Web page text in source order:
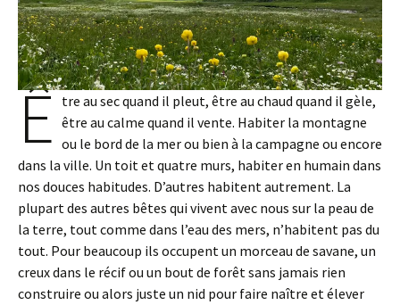
Ê tre au sec quand il pleut, être au chaud quand il gèle,
être au calme quand il vente. Habiter la montagne
ou le bord de la mer ou bien à la campagne ou encore
dans la ville. Un toit et quatre murs, habiter en humain dans
nos douces habitudes. D’autres habitent autrement. La
plupart des autres bêtes qui vivent avec nous sur la peau de
la terre, tout comme dans l’eau des mers, n’habitent pas du
tout. Pour beaucoup ils occupent un morceau de savane, un
creux dans le récif ou un bout de forêt sans jamais rien
construire ou alors juste un nid pour faire naître et élever